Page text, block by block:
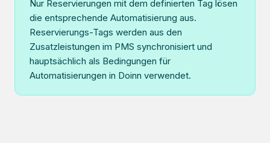
Nur Reservierungen mit dem definierten Tag lösen
die entsprechende Automatisierung aus.
Reservierungs-Tags werden aus den
Zusatzleistungen im PMS synchronisiert und
hauptsächlich als Bedingungen für
Automatisierungen in Doinn verwendet.